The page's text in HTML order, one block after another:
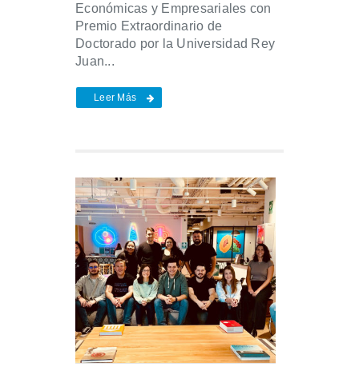
Económicas y Empresariales con
Premio Extraordinario de
Doctorado por la Universidad Rey
Juan...
Leer Más